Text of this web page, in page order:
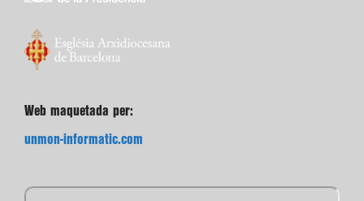
Web maquetada per:
unmon-informatic.com